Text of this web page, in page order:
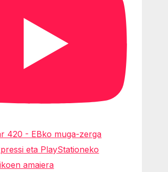
420 - EBko muga-zerga
eta PlayStationeko
amaiera